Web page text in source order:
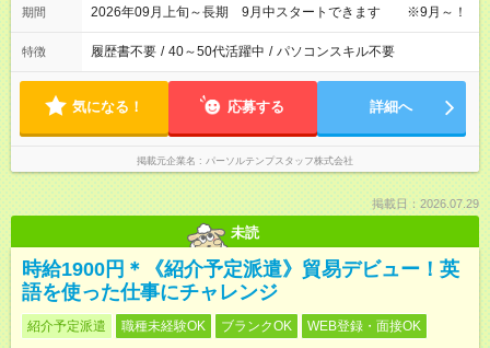
期間 2026年09月上旬～長期 9月中スタートできます ※9月～！
特徴 履歴書不要 / 40～50代活躍中 / パソコンスキル不要
気になる！ 応募する 詳細へ
掲載元企業名 パーソルテンプスタッフ株式会社
掲載日：2026.07.29
未読
時給1900円＊《紹介予定派遣》貿易デビュー！英
語を使った仕事にチャレンジ
紹介予定派遣 職種未経験OK ブランクOK WEB登録・面接OK